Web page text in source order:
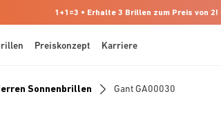
1+1=3 • Erhalte 3 Brillen zum Preis von 2! |
Preiskonzept Karriere
Sonnenbrillen Gant GA00030